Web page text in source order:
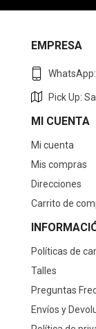
EMPRESA
Pick Up:
MI CUENTA
Mi cuenta
Mis compras
Direcciones
Carrito de
Políticas de
Talles
Preguntas
Envíos y